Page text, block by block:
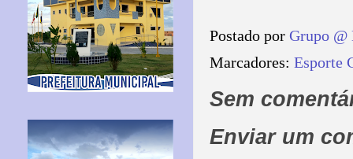
Postado por Grupo @
Marcadores: Esporte
Sem
Enviar um